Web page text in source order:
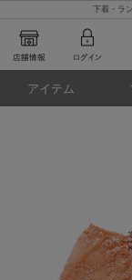
下着・ラ
アイテム